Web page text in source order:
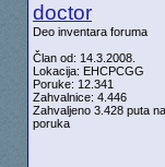
doctor
Deo inventara foruma
Član od: 14.3.2008.
Lokacija: EHCPCGG
Poruke: 12.341
Zahvalnice: 4.446
Zahvaljeno 3.428 puta
poruka